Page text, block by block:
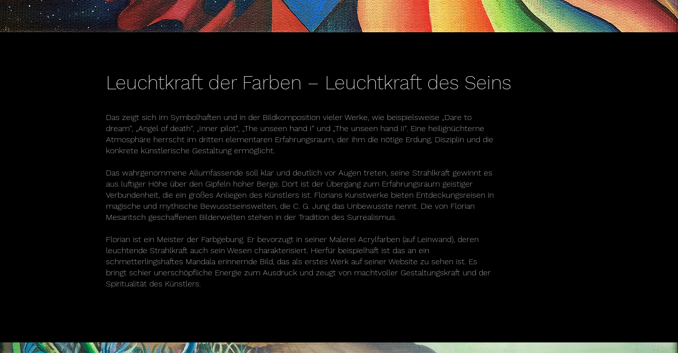
Leuchtkraft der Farben – Leuchtkraft des Seins
Das zeigt sich im Symbolhaften und in der Bildkomposition vieler Werke, wie beispielsweise „Dare to
dream“, „Angel of death“, „Inner pilot“, „The unseen hand I“ und „The unseen hand II“. Eine heilignüchterne
Atmosphäre herrscht im dritten elementaren Erfahrungsraum, der ihm die nötige Erdung, Disziplin und die
konkrete künstlerische Gestaltung ermöglicht.
Das wahrgenommene Allumfassende soll klar und deutlich vor Augen treten, seine Strahlkraft gewinnt es
aus luftiger Höhe über den Gipfeln hoher Berge. Dort ist der Übergang zum Erfahrungsraum geistiger
Verbundenheit, die ein großes Anliegen des Künstlers ist. Florians Kunstwerke bieten Entdeckungsreisen in
magische und mythische Bewusstseinswelten, die C. G. Jung das Unbewusste nennt. Die von Florian
Mesaritsch geschaffenen Bilderwelten stehen in der Tradition des Surrealismus.
Florian ist ein Meister der Farbgebung. Er bevorzugt in seiner Malerei Acrylfarben (auf Leinwand), deren
leuchtende Strahlkraft auch sein Wesen charakterisiert. Hierfür beispielhaft ist das an ein
schmetterlingshaftes Mandala erinnernde Bild, das als erstes Werk auf seiner Website zu sehen ist. Es
bringt schier unerschöpfliche Energie zum Ausdruck und zeugt von machtvoller Gestaltungskraft und der
Spiritualität des Künstlers.